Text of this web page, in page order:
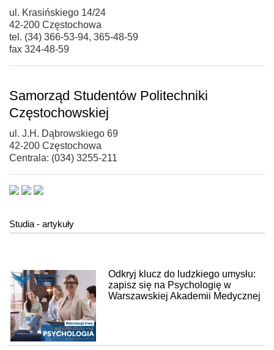
ul. Krasińskiego 14/24
42-200 Częstochowa
tel. (34) 366-53-94, 365-48-59
fax 324-48-59
Samorząd Studentów Politechniki
Częstochowskiej
ul. J.H. Dąbrowskiego 69
42-200 Częstochowa
Centrala: (034) 3255-211
Studia - artykuły
Odkryj klucz do ludzkiego umysłu:
zapisz się na Psychologię w
Warszawskiej Akademii Medycznej